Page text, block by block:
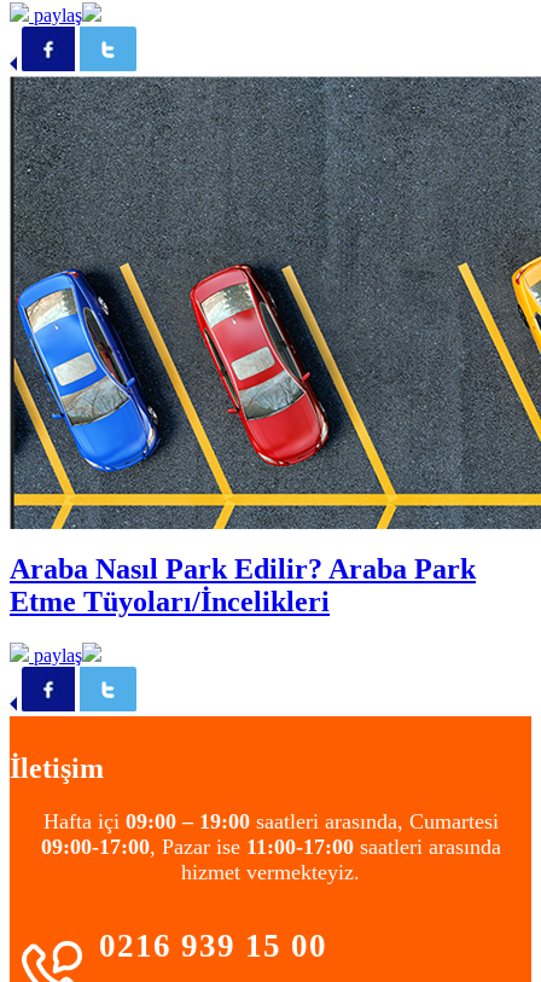
paylaş
Araba Nasıl Park Edilir? Araba Park
Etme Tüyoları/İncelikleri
paylaş
İletişim
Hafta içi 09:00 – 19:00saatleri arasında, Cumartesi
09:00-17:00, Pazar ise 11:00-17:00saatleri arasında
hizmet vermekteyiz.
0216 939 15 00